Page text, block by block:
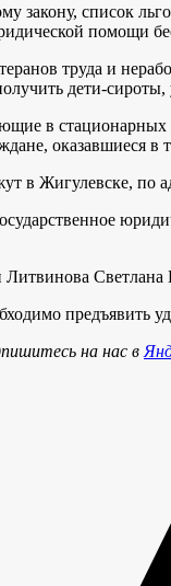
закону, список
помощи
труда и
дети-
в
оказавшиеся в
в Жигулевске, по
предъявить
на нас в